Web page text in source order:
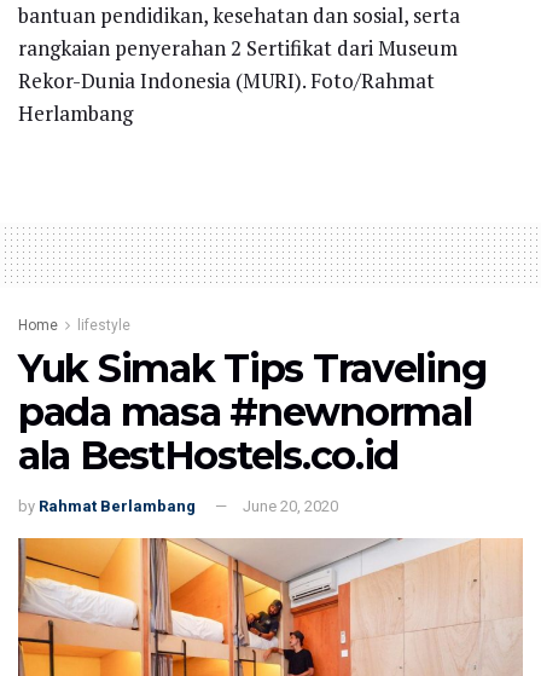
bantuan pendidikan, kesehatan dan sosial, serta
rangkaian penyerahan 2 Sertifikat dari Museum
Rekor-Dunia Indonesia (MURI). Foto/Rahmat
Herlambang
Home lifestyle
Yuk Simak Tips Traveling
pada masa #newnormal
ala BestHostels.co.id
by Rahmat Berlambang June 20, 2020